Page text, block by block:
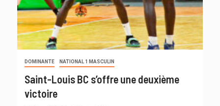
DOMINANTE NATIONAL 1 MASCULIN
Saint-Louis BC s’offre une deuxième
victoire